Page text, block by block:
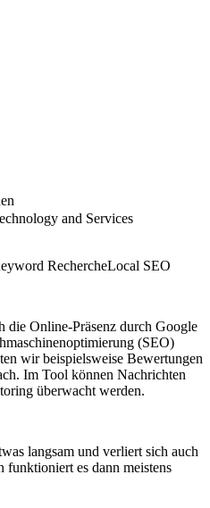
and Services
RechercheLocal SEO
die Online-Präsenz durch Google
(SEO)
wir beispielsweise Bewertungen
Im Tool können Nachrichten
überwacht werden.
langsam und verliert sich auch
funktioniert es dann meistens